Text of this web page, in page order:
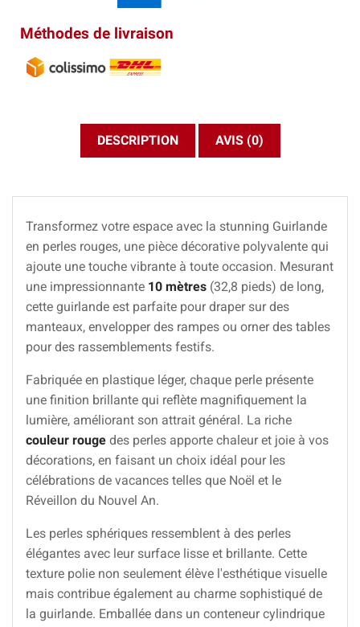
Méthodes de livraison
DESCRIPTION AVIS (0)
Transformez votre espace avec la stunning Guirlande
en perles rouges, une pièce décorative polyvalente qui
ajoute une touche vibrante à toute occasion. Mesurant
une impressionnante 10 mètres (32,8 pieds) de long,
cette guirlande est parfaite pour draper sur des
manteaux, envelopper des rampes ou orner des tables
pour des rassemblements festifs.
Fabriquée en plastique léger, chaque perle présente
une finition brillante qui reflète magnifiquement la
lumière, améliorant son attrait général. La riche
couleur rouge des perles apporte chaleur et joie à vos
décorations, en faisant un choix idéal pour les
célébrations de vacances telles que Noël et le
Réveillon du Nouvel An.
Les perles sphériques ressemblent à des perles
élégantes avec leur surface lisse et brillante. Cette
texture polie non seulement élève l'esthétique visuelle
mais contribue également au charme sophistiqué de
la guirlande. Emballée dans un conteneur cylindrique